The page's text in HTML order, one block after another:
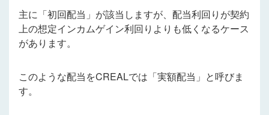
主に「初回配当」が該当しますが、配当利回りが契約
上の想定インカムゲイン利回りよりも低くなるケース
があります。
このような配当をCREALでは「実額配当」と呼びま
す。